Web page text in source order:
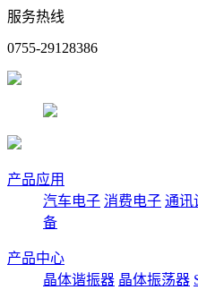
服务热线
0755-29128386
产品应用
汽车电子 消费电子 通讯
备
产品中心
晶体谐振器 晶体振荡器